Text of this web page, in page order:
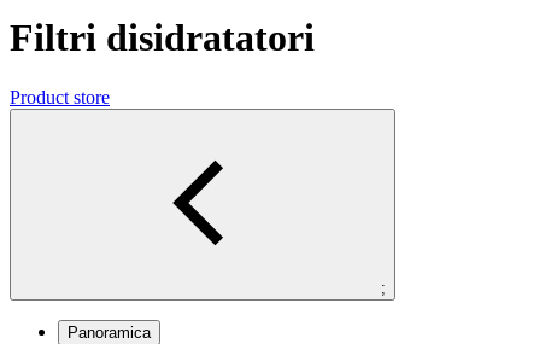
Filtri disidratatori
Product store
;
Panoramica